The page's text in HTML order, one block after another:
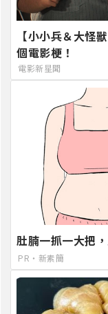
【小小兵＆大怪
個電影梗！
電影新星聞
肚腩一抓一大把
PR・新素簡